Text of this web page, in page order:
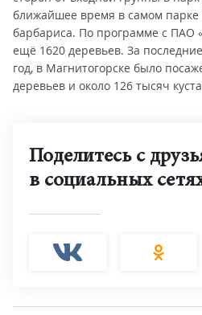
ближайшее время в самом парке
барбариса. По программе с ПАО
ещё 1620 деревьев. За
год, в Магнитогорске было
деревьев и около 126 тысяч
Поделитесь с
в социальных